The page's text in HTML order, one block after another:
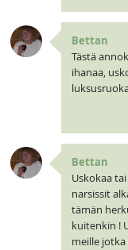
Bettan
Tästä
ihanaa,
Bettan
Uskokaa
narsissit
tämän
kuitenkin !
meille